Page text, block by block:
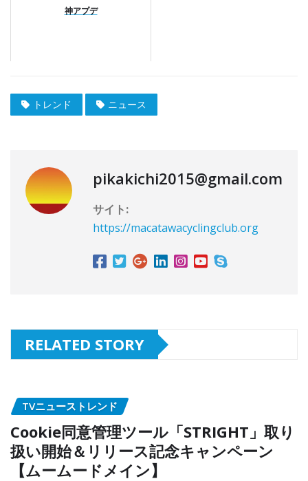
神アプデ
トレンド ニュース
pikakichi2015@gmail.com
サイト:
https://macatawacyclingclub.org
RELATED STORY
TVニューストレンド
Cookie同意管理ツール「STRIGHT」取り
扱い開始＆リリース記念キャンペーン
【ムームードメイン】